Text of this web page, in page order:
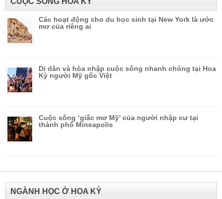
Các hoạt động cho du học sinh tại New York là ước
mơ của riêng ai
Di dân và hòa nhập cuộc sống nhanh chóng tại Hoa
Kỳ người Mỹ gốc Việt
Cuộc sống ‘giấc mơ Mỹ’ của người nhập cư tại
thành phố Mineapolis
NGÀNH HỌC Ở HOA KỲ